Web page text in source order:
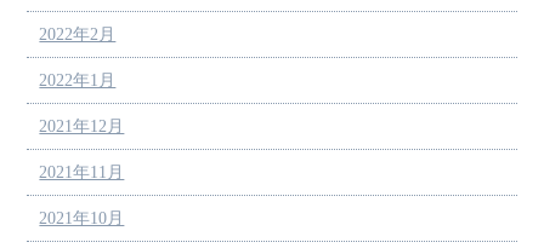
2022年2月
2022年1月
2021年12月
2021年11月
2021年10月